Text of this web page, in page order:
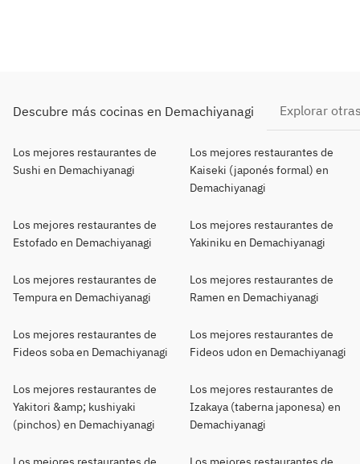
Descubre más cocinas en Demachiyanagi Explorar
Los mejores restaurantes de
Sushi en Demachiyanagi
Los mejores restaurantes de
Kaiseki (japonés formal) en
Demachiyanagi
Los mejores restaurantes de
Estofado en Demachiyanagi
Los mejores restaurantes de
Yakiniku en Demachiyanagi
Los mejores restaurantes de
Tempura en Demachiyanagi
Los mejores restaurantes de
Ramen en Demachiyanagi
Los mejores restaurantes de
Fideos soba en Demachiyanagi
Los mejores restaurantes de
Fideos udon en Demachiyanagi
Los mejores restaurantes de
Yakitori &amp; kushiyaki
(pinchos) en Demachiyanagi
Los mejores restaurantes de
Izakaya (taberna japonesa) en
Demachiyanagi